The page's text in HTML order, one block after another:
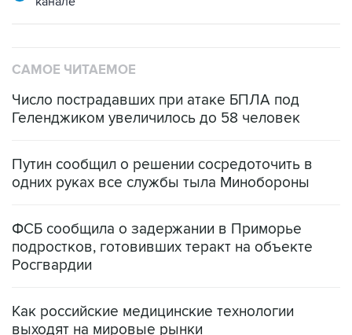
САМОЕ ЧИТАЕМОЕ
Число пострадавших при атаке БПЛА под
Геленджиком увеличилось до 58 человек
Путин сообщил о решении сосредоточить в
одних руках все службы тыла Минобороны
ФСБ сообщила о задержании в Приморье
подростков, готовивших теракт на объекте
Росгвардии
Как российские медицинские технологии
выходят на мировые рынки